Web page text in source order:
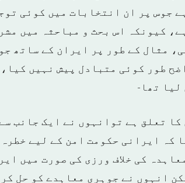
جوس پر ان انتخابات میں کوئی
کیونکہ اس بحث و مباحثہ میں
مثال کے طور پر ایران کے ساتھ
طور کوئی متبادل پیش نہیں
لیا تھا-
کا تعلق ہے توانہوں نے ایک جانب
کہ ایرانی حکومت امن کے لیے
کی خلاف ورزی کی صورت میں
انہوں نے جوہری معاہدے کو حل